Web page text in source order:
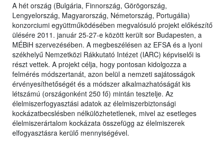
A hét ország (Bulgária, Finnország, Görögország,
Lengyelország, Magyarország, Németország, Portugália)
konzorciumi együttműködésében megvalósuló projekt előkészítő
ülésére 2011. január 25-27-e között került sor Budapesten, a
MÉBiH szervezésében. A megbeszélésen az EFSA és a lyoni
székhelyű Nemzetközi Rákkutató Intézet (IARC) képviselői is
részt vettek. A projekt célja, hogy pontosan kidolgozza a
felmérés módszertanát, azon belül a nemzeti sajátosságok
érvényesíthetőségét és a módszer alkalmazhatóságát kis
létszámú (országonként 250 fő) mintán tesztelje. Az
élelmiszerfogyasztási adatok az élelmiszerbiztonsági
kockázatbecslésben nélkülözhetetlenek, mivel az esetleges
élelmiszerártalom kockázata összefügg az élelmiszerek
elfogyasztásra kerülő mennyiségével.